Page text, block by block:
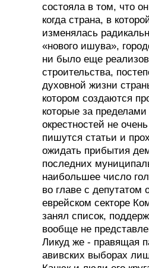
состояла в том, что
когда страна, в
изменялась
«нового ишува»,
ни было еще
строительства,
духовной жизни
котором создаются
которые за пределами
окрестностей не
пишутся статьи и
ожидать прибытия
последних
наибольшее число
во главе с депутатом
еврейском секторе
занял список,
вообще не
Ликуд же - правящая
авивских выборах